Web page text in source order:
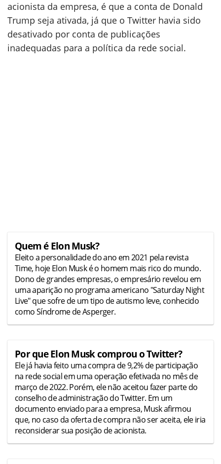
acionista da empresa, é que a conta de Donald
Trump seja ativada, já que o Twitter havia sido
desativado por conta de publicações
inadequadas para a política da rede social.
Quem é Elon Musk?
Eleito a personalidade do ano em 2021 pela revista
Time, hoje Elon Musk é o homem mais rico do mundo.
Dono de grandes empresas, o empresário revelou em
uma aparição no programa americano "Saturday Night
Live" que sofre de um tipo de autismo leve, conhecido
como Síndrome de Asperger.
Por que Elon Musk comprou o Twitter?
Ele já havia feito uma compra de 9,2% de participação
na rede social em uma operação efetivada no mês de
março de 2022. Porém, ele não aceitou fazer parte do
conselho de administração do Twitter. Em um
documento enviado para a empresa, Musk afirmou
que, no caso da oferta de compra não ser aceita, ele iria
reconsiderar sua posição de acionista.